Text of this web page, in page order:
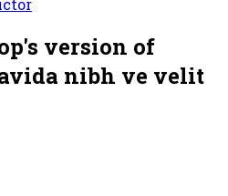
version of
nibh ve velit